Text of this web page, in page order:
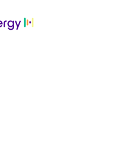
tot de